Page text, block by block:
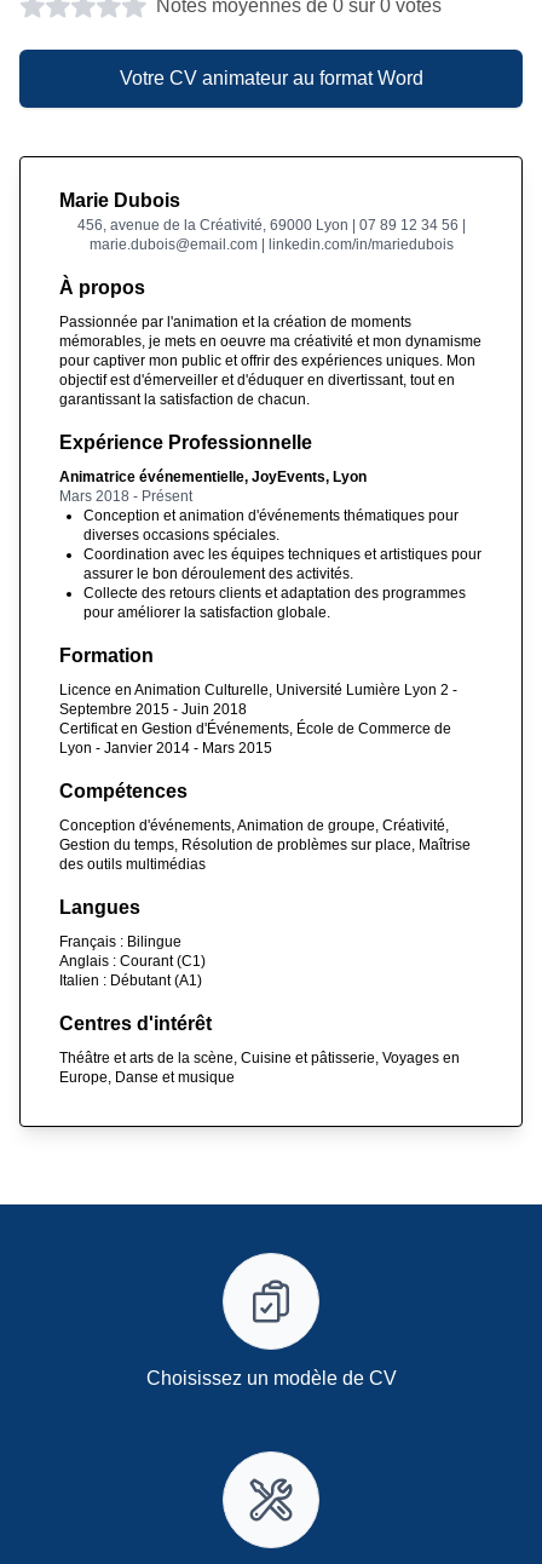
Notes moyennes de 0 sur 0 votes
Votre CV animateur au format Word
Marie Dubois
456, avenue de la Créativité, 69000 Lyon | 07 89 12 34 56 |
marie.dubois@email.com | linkedin.com/in/mariedubois
À propos
Passionnée par l'animation et la création de moments
mémorables, je mets en oeuvre ma créativité et mon dynamisme
pour captiver mon public et offrir des expériences uniques. Mon
objectif est d'émerveiller et d'éduquer en divertissant, tout en
garantissant la satisfaction de chacun.
Expérience Professionnelle
Animatrice événementielle, JoyEvents, Lyon
Mars 2018 - Présent
Conception et animation d'événements thématiques pour
diverses occasions spéciales.
Coordination avec les équipes techniques et artistiques pour
assurer le bon déroulement des activités.
Collecte des retours clients et adaptation des programmes
pour améliorer la satisfaction globale.
Formation
Licence en Animation Culturelle, Université Lumière Lyon 2 -
Septembre 2015 - Juin 2018
Certificat en Gestion d'Événements, École de Commerce de
Lyon - Janvier 2014 - Mars 2015
Compétences
Conception d'événements, Animation de groupe, Créativité,
Gestion du temps, Résolution de problèmes sur place, Maîtrise
des outils multimédias
Langues
Français : Bilingue
Anglais : Courant (C1)
Italien : Débutant (A1)
Centres d'intérêt
Théâtre et arts de la scène, Cuisine et pâtisserie, Voyages en
Europe, Danse et musique
Choisissez un modèle de CV